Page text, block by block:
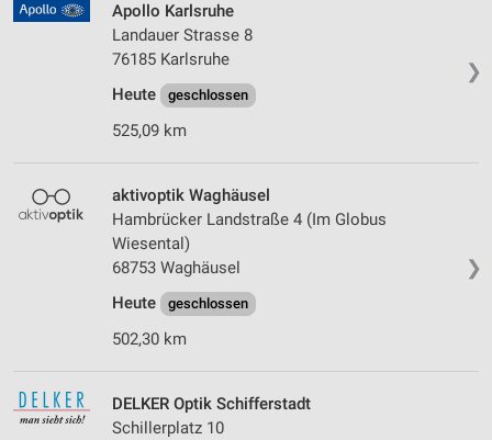
❯
Apollo Karlsruhe
Landauer Strasse 8
76185 Karlsruhe
Heute
geschlossen
525,09 km
❯
aktivoptik Waghäusel
Hambrücker Landstraße 4 (Im Globus
Wiesental)
68753 Waghäusel
Heute
geschlossen
502,30 km
DELKER Optik Schifferstadt
Schillerplatz 10